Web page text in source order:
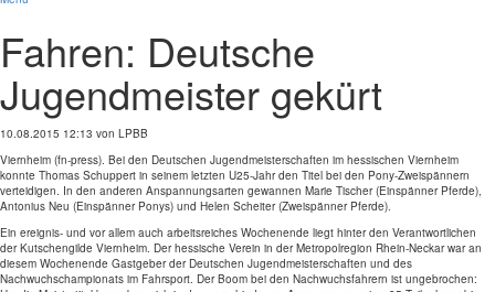
Fahren: Deutsche
Jugendmeister gekürt
10.08.2015 12:13 von LPBB
Viernheim (fn-press). Bei den Deutschen Jugendmeisterschaften im hessischen Viernheim
konnte Thomas Schuppert in seinem letzten U25-Jahr den Titel bei den Pony-Zweispännern
verteidigen. In den anderen Anspannungsarten gewannen Marie Tischer (Einspänner Pferde),
Antonius Neu (Einspänner Ponys) und Helen Scheiter (Zweispänner Pferde).
Ein ereignis- und vor allem auch arbeitsreiches Wochenende liegt hinter den Verantwortlichen
der Kutschengilde Viernheim. Der hessische Verein in der Metropolregion Rhein-Neckar war an
diesem Wochenende Gastgeber der Deutschen Jugendmeisterschaften und des
Nachwuchschampionats im Fahrsport. Der Boom bei den Nachwuchsfahrern ist ungebrochen: